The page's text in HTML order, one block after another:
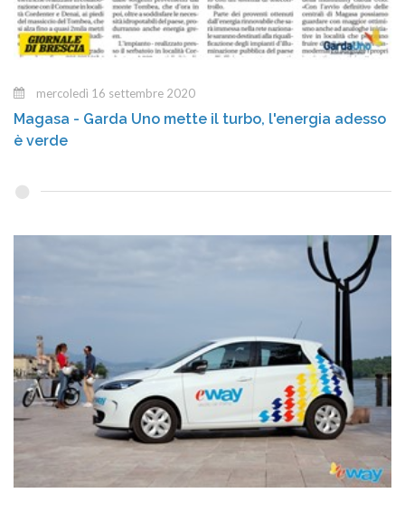
mercoledì 16 settembre 2020
Magasa - Garda Uno mette il turbo, l'energia adesso
è verde